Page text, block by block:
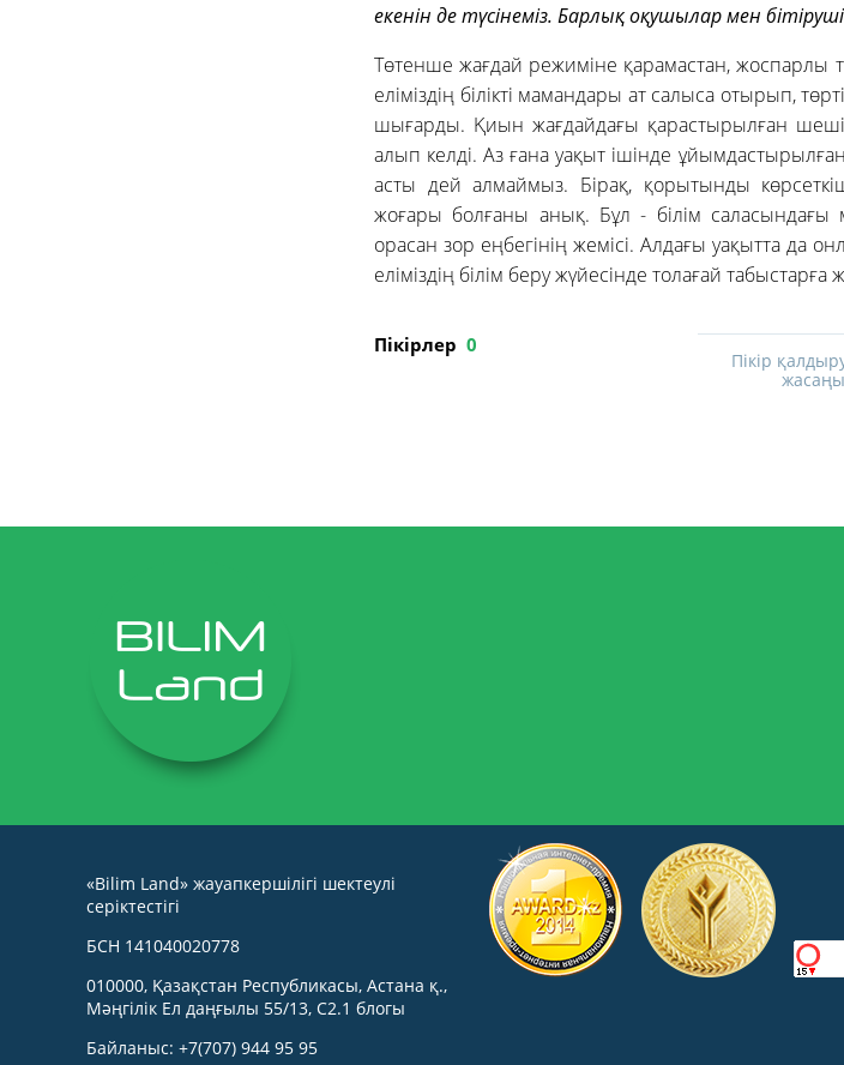
екенін де түсінеміз. Барлық оқушылар мен
Төтенше жағдай режиміне қарамастан, жоспарлы
еліміздің білікті мамандары ат салыса отырып,
шығарды. Қиын жағдайдағы қарастырылған
алып келді. Аз ғана уақыт ішінде
асты дей алмаймыз. Бірақ, қорытынды
жоғары болғаны анық. Бұл - білім саласындағы
орасан зор еңбегінің жемісі. Алдағы уақытта да
еліміздің білім беру жүйесінде толағай табыстарға
Пікірлер 0
Пікір
«Bilim Land» жауапкершілігі шектеулі
серіктестігі
БСН 141040020778
010000, Қазақстан Республикасы, Астана қ.,
Мәңгілік Ел даңғылы 55/13, С2.1 блогы
Байланыс: +7(707) 944 95 95